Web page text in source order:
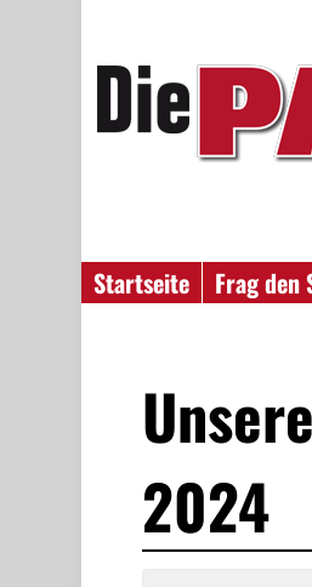
Startseite Frag den
2024